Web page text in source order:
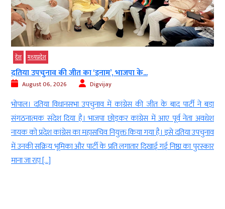
ने बड़ा
नेता अवधेश
उपचुनाव
का पुरस्कार
ग्वालियर एयरफोर्स स्टेशन पर युवक ने पेट्रोल बम...
August 06, 2026
ग्वालियर। मध्य प्रदेश के ग्वालियर से हैरान कर देने वाला मामला
ग्वालियर के महाराजपुरा थाना क्षेत्र स्थित एयरफोर्स स्टेशन के
बुधवार को एक युवक ने पेट्रोल बम फेंककर सनसनी फैला दी।
की खाली बोतल में पेट्रोल भरकर उसमें आग लगाई और उसे
प्रवेश द्वार […]